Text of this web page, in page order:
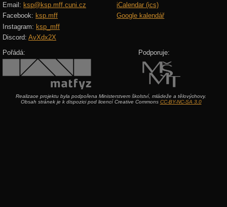
Email: ksp@ksp.mff.cuni.cz
Facebook: ksp.mff
Instagram: ksp_mff
Discord: AvXdx2X
iCalendar (ics)
Google kalendář
Pořádá: Podporuje:
Realizace projektu byla podpořena Ministerstvem školství, mládeže a tělovýchovy.
Obsah stránek je k dispozici pod licencí Creative Commons CC-BY-NC-SA 3.0